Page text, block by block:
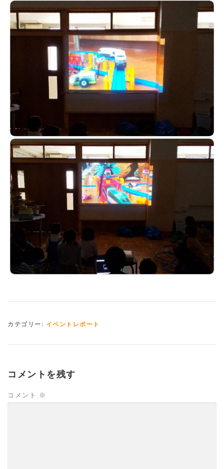
カテゴリー: イベントレポート
コメントを残す
コメント ※